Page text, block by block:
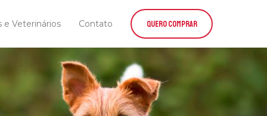
e Veterinários Contato QUERO COMPRAR